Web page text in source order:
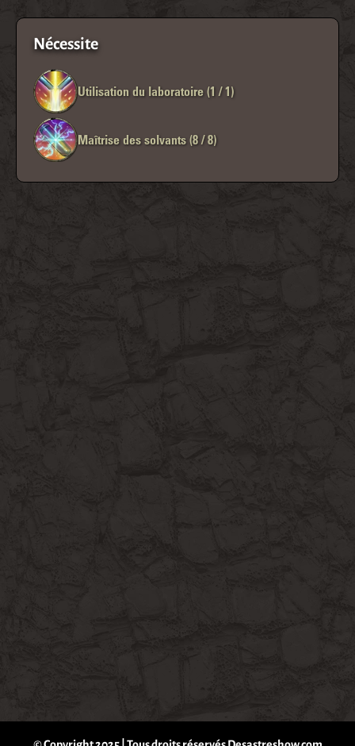
Nécessite
Utilisation du laboratoire (1 / 1)
Maîtrise des solvants (8 / 8)